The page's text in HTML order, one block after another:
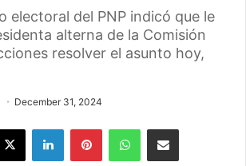
electoral del PNP indicó que le
alterna de la Comisión
resolver el asunto hoy,
December 31, 2024
X LinkedInPinterestWhatsAppShare via Email